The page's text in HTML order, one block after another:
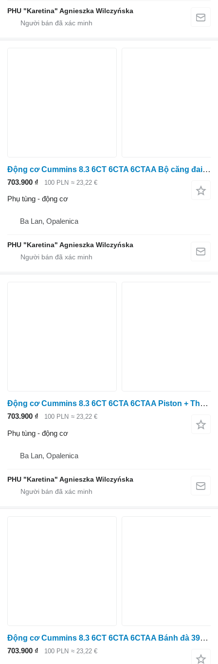
PHU "Karetina" Agnieszka Wilczyńska
Động cơ Cummins 8.3 6CT 6CTA 6CTAA Bộ căng đai 3978022
703.900 ₫ 100 PLN ≈ 23,22 €
Phụ tùng - động cơ
Ba Lan, Opalenica
PHU "Karetina" Agnieszka Wilczyńska
Động cơ Cummins 8.3 6CT 6CTA 6CTAA Piston + Thanh truyền 3929161 3924350
703.900 ₫ 100 PLN ≈ 23,22 €
Phụ tùng - động cơ
Ba Lan, Opalenica
PHU "Karetina" Agnieszka Wilczyńska
Động cơ Cummins 8.3 6CT 6CTA 6CTAA Bánh đà 3993881
703.900 ₫ 100 PLN ≈ 23,22 €